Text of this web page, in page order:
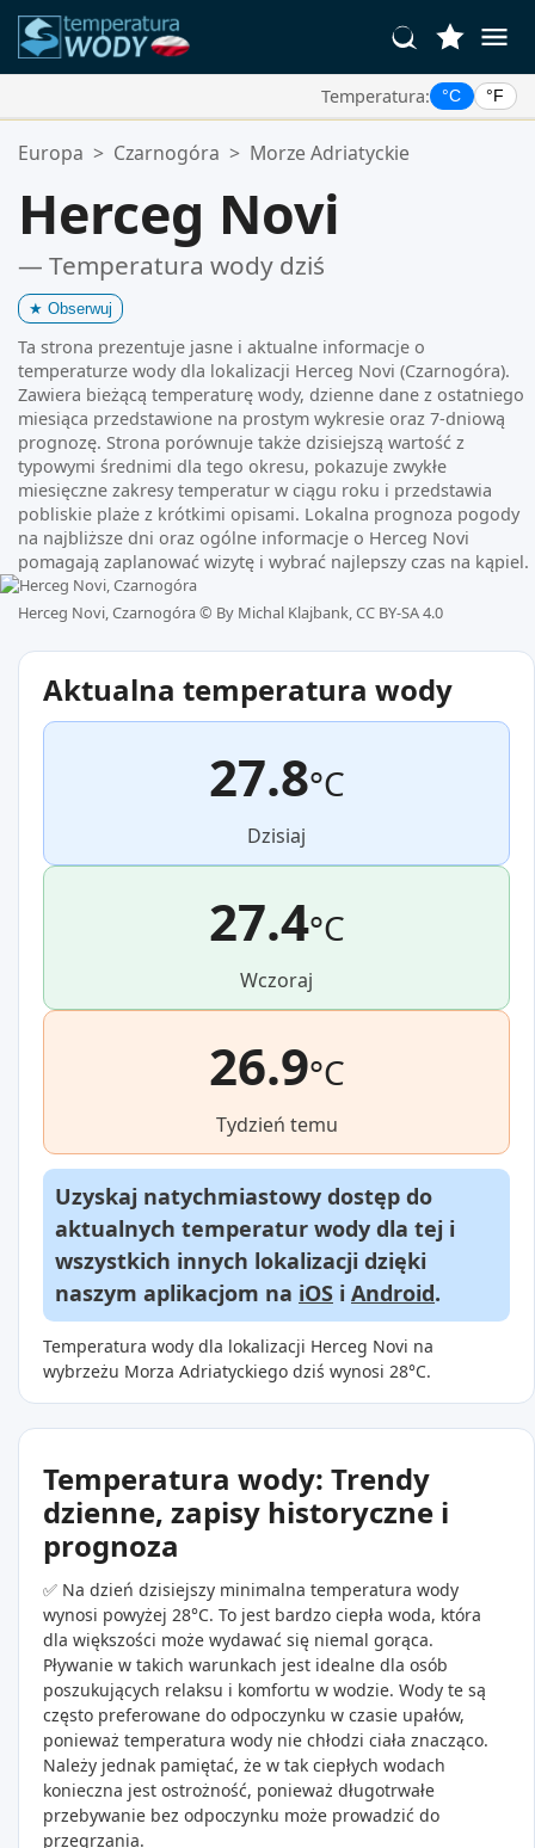
Temperatura: °C °F
Twoje Ulubione Lokalizacje:
Europa > Czarnogóra > Morze Adriatyckie
Herceg Novi
— Temperatura wody dziś
★ Obserwuj
Ta strona prezentuje jasne i aktualne informacje o
temperaturze wody dla lokalizacji Herceg Novi (Czarnogóra).
Zawiera bieżącą temperaturę wody, dzienne dane z ostatniego
miesiąca przedstawione na prostym wykresie oraz 7-dniową
prognozę. Strona porównuje także dzisiejszą wartość z
typowymi średnimi dla tego okresu, pokazuje zwykłe
miesięczne zakresy temperatur w ciągu roku i przedstawia
pobliskie plaże z krótkimi opisami. Lokalna prognoza pogody
na najbliższe dni oraz ogólne informacje o Herceg Novi
pomagają zaplanować wizytę i wybrać najlepszy czas na kąpiel.
Herceg Novi, Czarnogóra © By Michal Klajbank, CC BY-SA 4.0
Aktualna temperatura wody
27.8°C
Dzisiaj
27.4°C
Wczoraj
26.9°C
Tydzień temu
Uzyskaj natychmiastowy dostęp do
aktualnych temperatur wody dla tej i
wszystkich innych lokalizacji dzięki
naszym aplikacjom na iOS i Android.
Temperatura wody dla lokalizacji Herceg Novi na
wybrzeżu Morza Adriatyckiego dziś wynosi 28°C.
Temperatura wody: Trendy
dzienne, zapisy historyczne i
prognoza
✅ Na dzień dzisiejszy minimalna temperatura wody
wynosi powyżej 28°C. To jest bardzo ciepła woda, która
dla większości może wydawać się niemal gorąca.
Pływanie w takich warunkach jest idealne dla osób
poszukujących relaksu i komfortu w wodzie. Wody te są
często preferowane do odpoczynku w czasie upałów,
ponieważ temperatura wody nie chłodzi ciała znacząco.
Należy jednak pamiętać, że w tak ciepłych wodach
konieczna jest ostrożność, ponieważ długotrwałe
przebywanie bez odpoczynku może prowadzić do
przegrzania.